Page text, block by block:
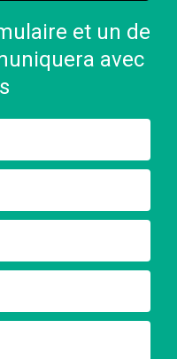
et un de
avec